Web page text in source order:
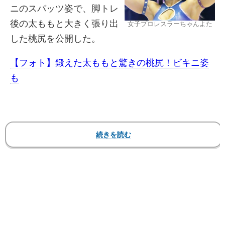
女子プロレスラーちゃんよた
ニのスパッツ姿で、脚トレ
後の太ももと大きく張り出
した桃尻を公開した。
【フォト】鍛えた太ももと驚きの桃尻！ビキニ姿
も